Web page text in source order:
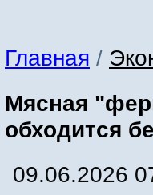
Главная /
Мясная
обходится
09.06.2026